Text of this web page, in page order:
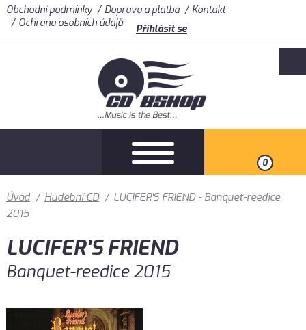
Obchodní podmínky Doprava a platba
Kontakt
Ochrana osobních údajů
Přihlásit se
0
Úvod / Hudební CD / LUCIFER'S FRIEND - Banquet-reedice
2015
LUCIFER'S FRIEND
Banquet-reedice 2015